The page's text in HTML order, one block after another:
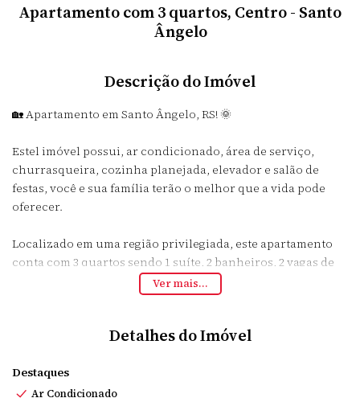
Apartamento com 3 quartos, Centro - Santo
Ângelo
Descrição do Imóvel
🏡 Apartamento em Santo Ângelo, RS! 🌞
Estel imóvel possui, ar condicionado, área de serviço,
churrasqueira, cozinha planejada, elevador e salão de
festas, você e sua família terão o melhor que a vida pode
oferecer.
Localizado em uma região privilegiada, este apartamento
conta com 3 quartos sendo 1 suíte, 2 banheiros, 2 vagas de
garagem, e uma espaçosa sala. Com uma área privativa de
134m², você terá todo o espaço que precisa para aproveitar
incrível! Agende sua visita agora mesmo e conheça todos os
detalhes deste imóvel maravilhoso. Valor de venda: R$
Ver mais...
Detalhes do Imóvel
Destaques
Ar Condicionado